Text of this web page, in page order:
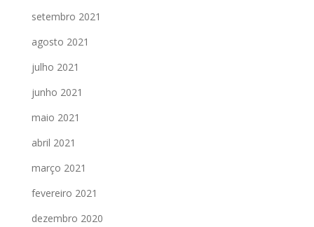
setembro 2021
agosto 2021
julho 2021
junho 2021
maio 2021
abril 2021
março 2021
fevereiro 2021
dezembro 2020